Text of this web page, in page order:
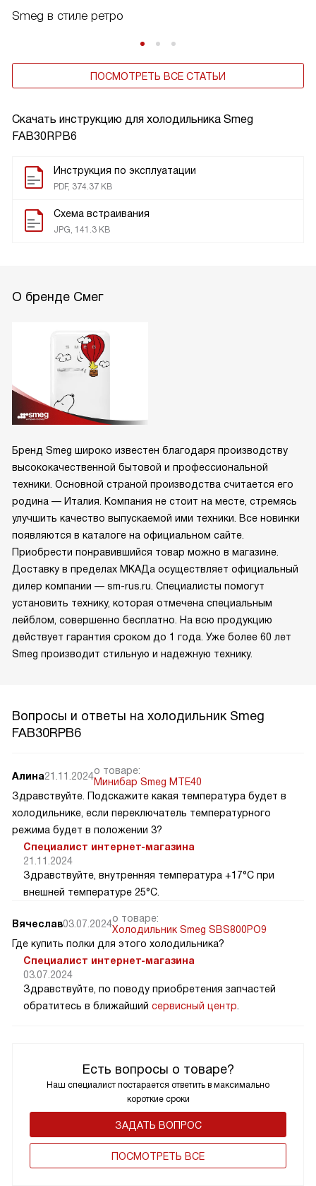
Скачать инструкцию для холодильника Smeg
FAB30RPB6
Инструкция по эксплуатации
PDF, 374.37 KB
Схема встраивания
JPG, 141.3 KB
Smeg в стиле ретро
ПОСМОТРЕТЬ ВСЕ СТАТЬИ
О бренде Смег
Бренд Smeg широко известен благодаря производству
высококачественной бытовой и профессиональной
техники. Основной страной производства считается его
родина — Италия. Компания не стоит на месте, стремясь
улучшить качество выпускаемой ими техники. Все новинки
появляются в каталоге на официальном сайте.
Приобрести понравившийся товар можно в магазине.
Доставку в пределах МКАДа осуществляет официальный
дилер компании — sm-rus.ru. Специалисты помогут
установить технику, которая отмечена специальным
лейблом, совершенно бесплатно. На всю продукцию
действует гарантия сроком до 1 года. Уже более 60 лет
Smeg производит стильную и надежную технику.
Вопросы и ответы на холодильник Smeg
FAB30RPB6
Есть вопросы о товаре?
Наш специалист постарается ответить в максимально
короткие сроки
ЗАДАТЬ ВОПРОС
ПОCМОТРЕТЬ ВСЕ
Алина21.11.2024о товаре:
Минибар Smeg MTE40
Здравствуйте. Подскажите какая температура будет в
холодильнике, если переключатель температурного
режима будет в положении 3?
Специалист интернет-магазина
21.11.2024
Здравствуйте, внутренняя температура +17°C при
внешней температуре 25°C.
Вячеслав03.07.2024о товаре:
Холодильник Smeg SBS800PO9
Где купить полки для этого холодильника?
Специалист интернет-магазина
03.07.2024
Здравствуйте, по поводу приобретения запчастей
обратитесь в ближайший сервисный центр